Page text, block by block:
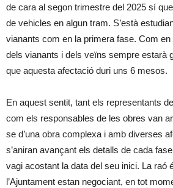
de cara al segon trimestre del 2025 sí
de vehicles en algun tram. S’està
vianants com en la primera fase. Com en
dels vianants i dels veïns sempre estarà
que aquesta afectació duri uns 6 mesos.
En aquest sentit, tant els representants
com els responsables de les obres van
se d’una obra complexa i amb diverses
s’aniran avançant els detalls de cada
vagi acostant la data del seu inici. La raó
l’Ajuntament estan negociant, en tot